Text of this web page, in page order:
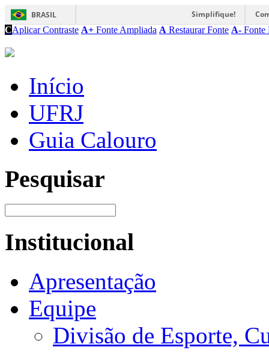
BRASIL Simplifique!
CAplicar Contraste A+ Fonte Ampliada A Restaurar Fonte A- Fonte
Início
UFRJ
Guia Calouro
Pesquisar
Institucional
Apresentação
Equipe
Divisão de Esporte,